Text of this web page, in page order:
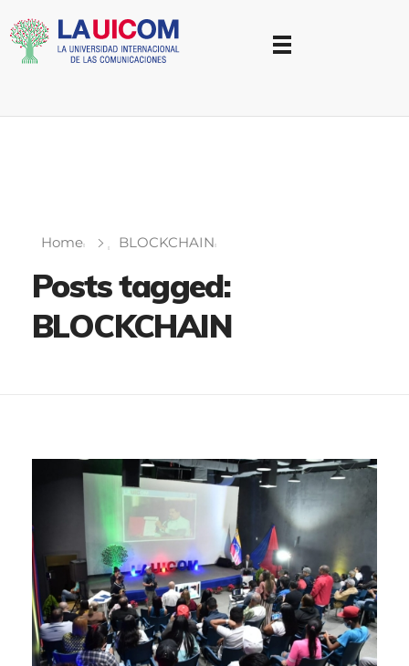
Home BLOCKCHAIN
Posts tagged:
BLOCKCHAIN